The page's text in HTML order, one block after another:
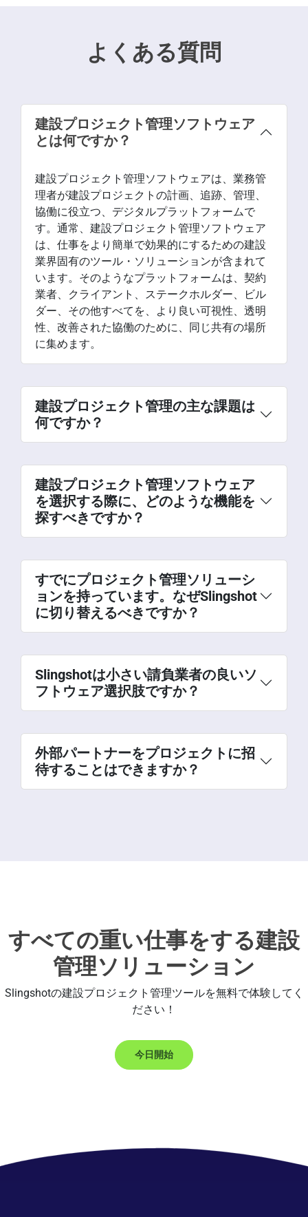
よくある質問
建設プロジェクト管理ソフトウェア
とは何ですか？
建設プロジェクト管理ソフトウェアは、業務管
理者が建設プロジェクトの計画、追跡、管理、
協働に役立つ、デジタルプラットフォームで
す。通常、建設プロジェクト管理ソフトウェア
は、仕事をより簡単で効果的にするための建設
業界固有のツール・ソリューションが含まれて
います。そのようなプラットフォームは、契約
業者、クライアント、ステークホルダー、ビル
ダー、その他すべてを、より良い可視性、透明
性、改善された協働のために、同じ共有の場所
に集めます。
建設プロジェクト管理の主な課題は
何ですか？
建設プロジェクト管理ソフトウェア
を選択する際に、どのような機能を
探すべきですか？
すでにプロジェクト管理ソリューシ
ョンを持っています。なぜSlingshot
に切り替えるべきですか？
Slingshotは小さい請負業者の良いソ
フトウェア選択肢ですか？
外部パートナーをプロジェクトに招
待することはできますか？
すべての重い仕事をする建設
管理ソリューション
Slingshotの建設プロジェクト管理ツールを無料で体験してく
ださい！
今日開始